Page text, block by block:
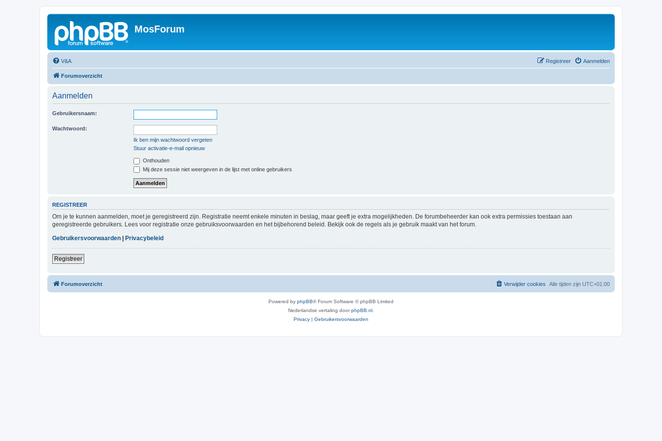
MosForum
V&A Aanmelden
Registreer
Forumoverzicht
Aanmelden
Gebruikersnaam:
Wachtwoord:
Ik ben mijn wachtwoord vergeten
Stuur activatie-e-mail opnieuw
Onthouden
Mij deze sessie niet weergeven in de lijst met online gebruikers
REGISTREER
Om je te kunnen aanmelden, moet je geregistreerd zijn. Registratie neemt enkele minuten in beslag, maar geeft je extra mogelijkheden. De forumbeheerder kan ook extra permissies toestaan aan
geregistreerde gebruikers. Lees voor registratie onze gebruiksvoorwaarden en het bijbehorend beleid. Bekijk ook de regels als je gebruik maakt van het forum.
Gebruikersvoorwaarden | Privacybeleid
Registreer
Forumoverzicht Alle tijden zijn UTC+01:00
Verwijder cookies
Powered by phpBB® Forum Software © phpBB Limited
Nederlandse vertaling doorphpBB.nl
Privacy | Gebruikersvoorwaarden